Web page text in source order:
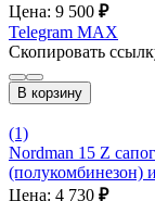
Цена: 9 500 ₽
Telegram MAX
Скопировать
В корзину
(1)
Nordman 15 Z
(полукомбинезон)
Цена: 4 730 ₽